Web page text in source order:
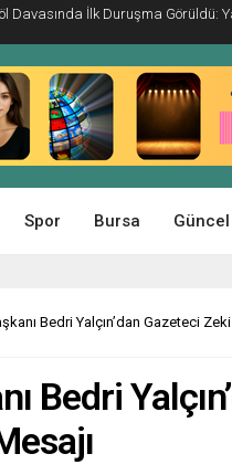
Davasında İlk Duruşma Görüldü:
Spor Bursa Güncel
Bedri Yalçın’dan Gazeteci
Bedri